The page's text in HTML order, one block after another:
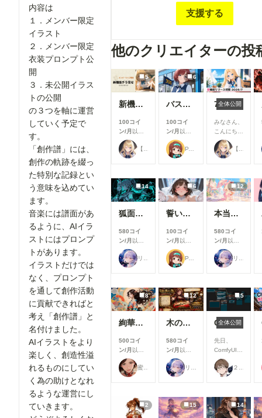
内容は
１．メンバー限定
イラスト
２．メンバー限定
衣装プロンプト公
開
３．未公開イラス
トの公開
の３つを軸に運営
していく予定で
す。
「創作譜」には、
創作の軌跡を綴っ
た特別な記録とい
う意味を込めてい
ます。
音楽には譜面があ
るように、AIイラ
ストにはプロンプ
トがあります。
イラストだけでは
なく、プロンプト
を通して創作活動
に貢献できればと
考え「創作譜」と
名付けました。
AIイラストをより
楽しく、創造性溢
れるものにしてい
く為の助けとなれ
るような運営にし
ていきます。
(´▽｀*) 現在のメインツールはniji・journey
の作成はSDXLでしております！
支援する
他のクリエイターの投
5
新機能チラ見せ！#10
100コイ
ン/月 以上
支援すると
見ることが
できます
6
バスガイド
100コイ
ン/月 以上
支援すると
見ることが
できます
7月リリース新機能情報
全体公開
みなさん、
こんにち
は！🌟 今
回は、7月
に実施した
アップデー
ト内容をご
紹介しま
は新機能の
も、みなさ
んにより快
適にご利用
いただける
すさを中心
とした改善
を行いまし
た✨ ▼生
成機能関連
①生成画面
生成時のモ
デル選択画
デルを選び
やすいUIに
14
狐面の忍者ガール
580コイ
ン/月 以上
支援すると
見ることが
できます
6
誓いのキス
100コイ
ン/月 以上
支援すると
見ることが
できます
12
本当にアイスみたいに溶けている女の子
580コイ
ン/月 以上
支援すると
見ることが
できます
8
絢華幻姫 壱
500コイ
ン/月 以上
支援すると
見ることが
できます
12
木の枝の伝説剣
580コイ
ン/月 以上
支援すると
見ることが
できます
5
ComfyUIでOpen Pose Editorを使う
全体公開
先日、
ComfyUIに
Open
Pose
Editorを導
巧く行かな
いと聞き、
いろいろ試
2 15 14